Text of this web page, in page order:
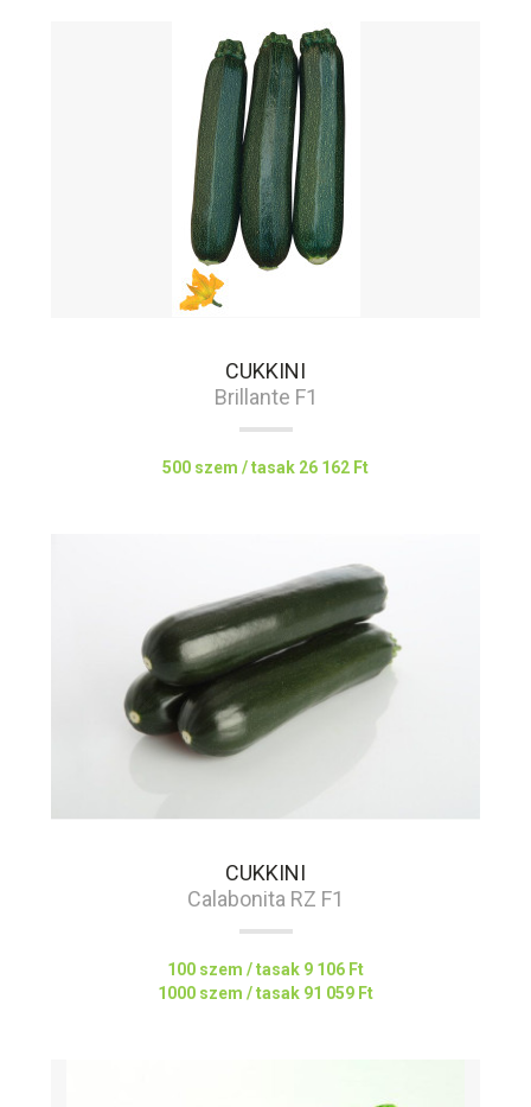
CUKKINI
Brillante F1
500 szem / tasak 26 162 Ft
CUKKINI
Calabonita RZ F1
100 szem / tasak 9 106 Ft
1000 szem / tasak 91 059 Ft